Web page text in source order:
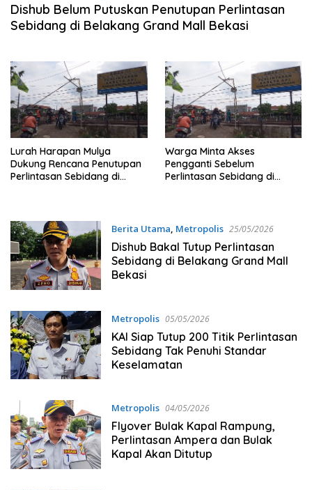
Dishub Belum Putuskan Penutupan Perlintasan
Sebidang di Belakang Grand Mall Bekasi
Lurah Harapan Mulya
Dukung Rencana Penutupan
Perlintasan Sebidang di
Warga Minta Akses
Pengganti Sebelum
Perlintasan Sebidang di
Berita Utama, Metropolis 25/05/2026
Dishub Bakal Tutup Perlintasan
Sebidang di Belakang Grand Mall
Bekasi
Metropolis 05/05/2026
KAI Siap Tutup 200 Titik Perlintasan
Sebidang Tak Penuhi Standar
Keselamatan
Metropolis 04/05/2026
Flyover Bulak Kapal Rampung,
Perlintasan Ampera dan Bulak
Kapal Akan Ditutup